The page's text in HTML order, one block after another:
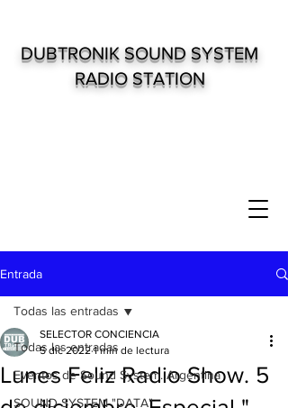
DUBTRONIK SOUND SYSTEM
RADIO STATION
Entrada
Todas las entradas
Eventos de Sound System. Argentina
SOUND SYSTEM "DATA"
Todas las entradas
Lunes Feliz Radio Show. 5
SELECTOR CONCIENCIA
5 dic 2022 1 min de lectura